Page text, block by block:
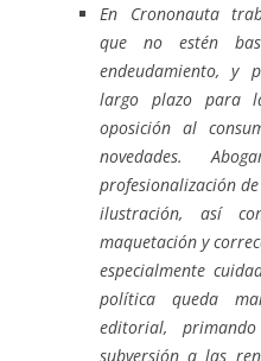
En Crononauta
que no estén
endeudamiento, y
largo plazo para
oposición al
novedades.
profesionalización
ilustración, así
maquetación y
especialmente
política queda
editorial,
subversión a las